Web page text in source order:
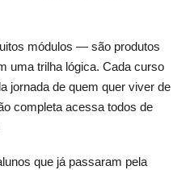
módulos — são produtos
uma trilha lógica. Cada curso
jornada de quem quer viver de
completa acessa todos de
que já passaram pela